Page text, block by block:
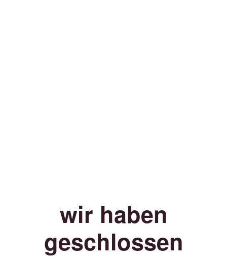
wir haben
geschlossen